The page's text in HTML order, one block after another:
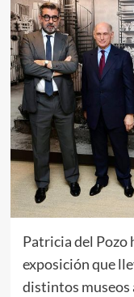
Patricia del Pozo
exposición que
distintos museos